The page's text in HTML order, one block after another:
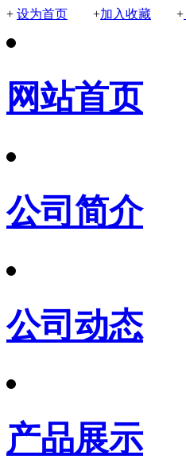
+ 设为首页 +加入收藏 +
网站首页
公司简介
公司动态
产品展示